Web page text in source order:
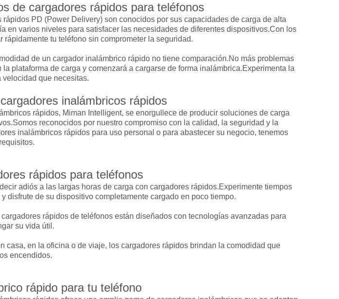
de cargadores rápidos para teléfonos
rápidos PD (Power Delivery) son conocidos por sus capacidades de carga de alta
en varios niveles para satisfacer las necesidades de diferentes dispositivos.Con los
tu teléfono sin comprometer la seguridad.
de un cargador inalámbrico rápido no tiene comparación.No más problemas
plataforma de carga y comenzará a cargarse de forma inalámbrica.Experimenta la
velocidad que necesitas.
inalámbricos rápidos
rápidos, Miman Intelligent, se enorgullece de producir soluciones de carga
reconocidos por nuestro compromiso con la calidad, la seguridad y la
inalámbricos rápidos para uso personal o para abastecer su negocio, tenemos
rápidos para teléfonos
adiós a las largas horas de carga con cargadores rápidos.Experimente tiempos
disfrute de su dispositivo completamente cargado en poco tiempo.
cargadores rápidos de teléfonos están diseñados con tecnologías avanzadas para
su vida útil.
casa, en la oficina o de viaje, los cargadores rápidos brindan la comodidad que
encendidos.
rápido para tu teléfono